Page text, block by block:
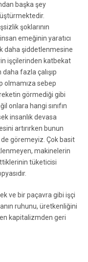
başka şey
şoklarının
emeğinin yaratıcı
daha şiddetlenmesine
işçilerinden katbekat
fazla çalışıp
olmamıza sebep
görmediği gibi
onlara hangi sınıfın
insanlık devasa
artırırken bunun
göremeyiz. Çok basit
makinelerin
tüketicisi
ve bir paçavra gibi işçi
ruhunu, üretkenliğini
kapitalizmden geri